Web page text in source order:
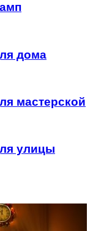
дома
мастерской
улицы